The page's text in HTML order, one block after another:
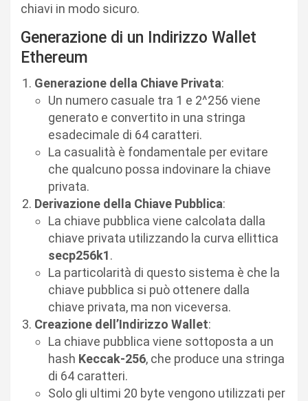
chiavi in modo sicuro.
Generazione di un Indirizzo Wallet
Ethereum
Generazione della Chiave Privata:
Un numero casuale tra 1 e 2^256 viene
generato e convertito in una stringa
esadecimale di 64 caratteri.
La casualità è fondamentale per evitare
che qualcuno possa indovinare la chiave
privata.
Derivazione della Chiave Pubblica:
La chiave pubblica viene calcolata dalla
chiave privata utilizzando la curva ellittica
secp256k1.
La particolarità di questo sistema è che la
chiave pubblica si può ottenere dalla
chiave privata, ma non viceversa.
Creazione dell’Indirizzo Wallet:
La chiave pubblica viene sottoposta a un
hash Keccak-256, che produce una stringa
di 64 caratteri.
Solo gli ultimi 20 byte vengono utilizzati per